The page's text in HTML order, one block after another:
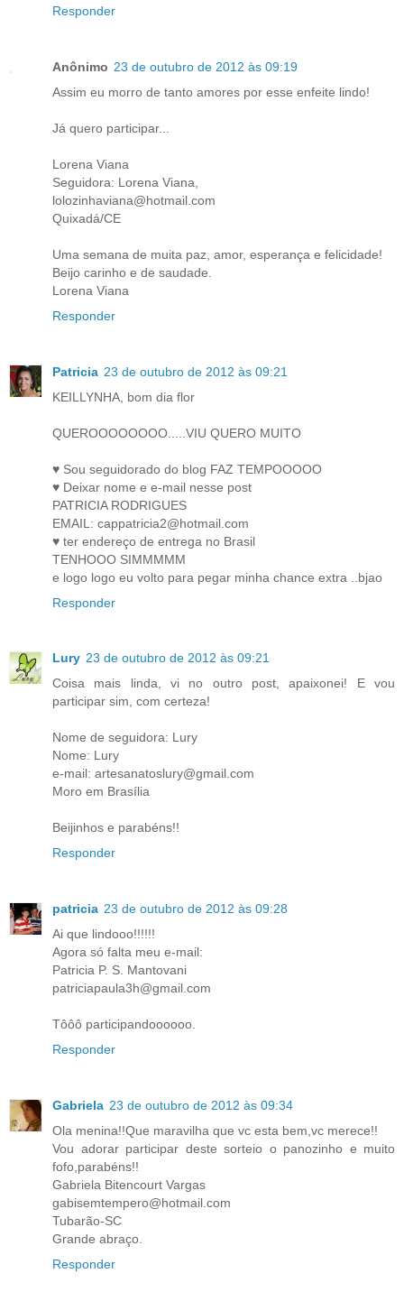
Responder
Anônimo 23 de outubro de 2012 às 09:19
Assim eu morro de tanto amores por esse enfeite lindo!
Já quero participar...
Lorena Viana
Seguidora: Lorena Viana,
lolozinhaviana@hotmail.com
Quixadá/CE
Uma semana de muita paz, amor, esperança e felicidade!
Beijo carinho e de saudade.
Lorena Viana
Responder
Patricia 23 de outubro de 2012 às 09:21
KEILLYNHA, bom dia flor
QUEROOOOOOOO.....VIU QUERO MUITO
♥ Sou seguidorado do blog FAZ TEMPOOOOO
♥ Deixar nome e e-mail nesse post
PATRICIA RODRIGUES
EMAIL: cappatricia2@hotmail.com
♥ ter endereço de entrega no Brasil
TENHOOO SIMMMMM
e logo logo eu volto para pegar minha chance extra ..bjao
Responder
Lury 23 de outubro de 2012 às 09:21
Coisa mais linda, vi no outro post, apaixonei! E vou
participar sim, com certeza!
Nome de seguidora: Lury
Nome: Lury
e-mail: artesanatoslury@gmail.com
Moro em Brasília
Beijinhos e parabéns!!
Responder
patricia 23 de outubro de 2012 às 09:28
Ai que lindooo!!!!!!
Agora só falta meu e-mail:
Patricia P. S. Mantovani
patriciapaula3h@gmail.com
Tôôô participandoooooo.
Responder
Gabriela 23 de outubro de 2012 às 09:34
Ola menina!!Que maravilha que vc esta bem,vc merece!!
Vou adorar participar deste sorteio o panozinho e muito
fofo,parabéns!!
Gabriela Bitencourt Vargas
gabisemtempero@hotmail.com
Tubarão-SC
Grande abraço.
Responder